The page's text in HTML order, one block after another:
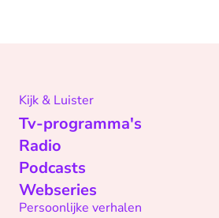
Kijk & Luister
Tv-programma's
Radio
Podcasts
Webseries
Persoonlijke verhalen